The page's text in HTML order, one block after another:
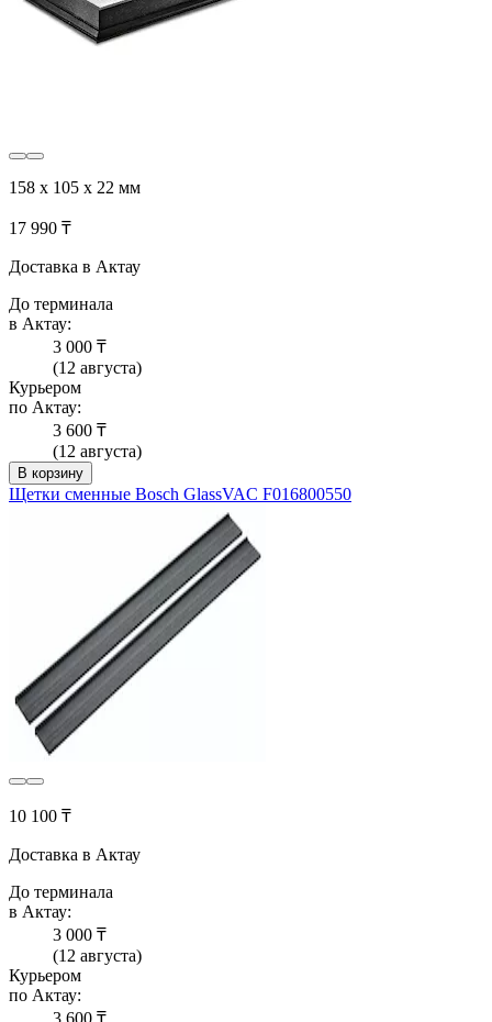
158 x 105 x 22 мм
17 990 ₸
Доставка в Актау
До терминала
в Актау:
3 000 ₸
(12 августа)
Курьером
по Актау:
3 600 ₸
(12 августа)
В корзину
Щетки сменные Bosch GlassVAC F016800550
10 100 ₸
Доставка в Актау
До терминала
в Актау:
3 000 ₸
(12 августа)
Курьером
по Актау: